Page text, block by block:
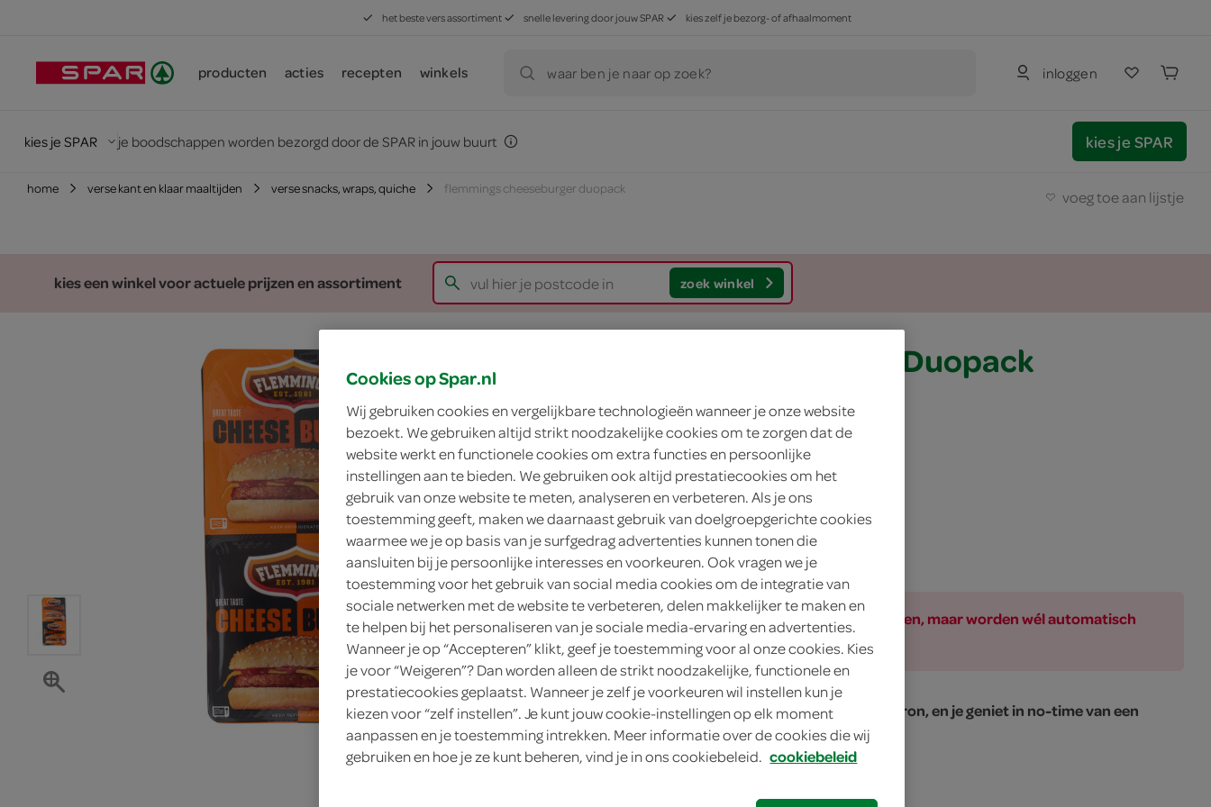
het beste vers assortiment snelle levering door jouw SPAR kies zelf je bezorg- of afhaalmoment
producten acties recepten winkels waar ben je naar op zoek? inloggen
kies je SPAR je boodschappen worden bezorgd door de SPAR in jouw buurt kies je SPAR
home verse kant en klaar maaltijden verse snacks, wraps, quiche flemmings cheeseburger duopack voeg toe aan lijstje
kies een winkel voor actuele prijzen en assortiment zoek winkel
Flemmings Cheeseburger Duopack
Flemmings
2.
45
261 Gram
in winkelmand
Let op: aanbiedingen zijn niet zichtbaar bij de producten, maar worden wél automatisch
verwerkt in de winkelmand.
smeuïge burger met kaas, snel klaar in de pan of magnetron, en je geniet in no-time van een
makkelijke snack voor twee
Duopack
Cookies op Spar.nl
Wij gebruiken cookies en vergelijkbare technologieën wanneer je onze website
bezoekt. We gebruiken altijd strikt noodzakelijke cookies om te zorgen dat de
website werkt en functionele cookies om extra functies en persoonlijke
instellingen aan te bieden. We gebruiken ook altijd prestatiecookies om het
gebruik van onze website te meten, analyseren en verbeteren. Als je ons
toestemming geeft, maken we daarnaast gebruik van doelgroepgerichte cookies
waarmee we je op basis van je surfgedrag advertenties kunnen tonen die
aansluiten bij je persoonlijke interesses en voorkeuren. Ook vragen we je
toestemming voor het gebruik van social media cookies om de integratie van
sociale netwerken met de website te verbeteren, delen makkelijker te maken en
te helpen bij het personaliseren van je sociale media-ervaring en advertenties.
Wanneer je op “Accepteren” klikt, geef je toestemming voor al onze cookies. Kies
je voor “Weigeren”? Dan worden alleen de strikt noodzakelijke, functionele en
prestatiecookies geplaatst. Wanneer je zelf je voorkeuren wil instellen kun je
kiezen voor “zelf instellen”. Je kunt jouw cookie-instellingen op elk moment
aanpassen en je toestemming intrekken. Meer informatie over de cookies die wij
gebruiken en hoe je ze kunt beheren, vind je in ons cookiebeleid. cookiebeleid